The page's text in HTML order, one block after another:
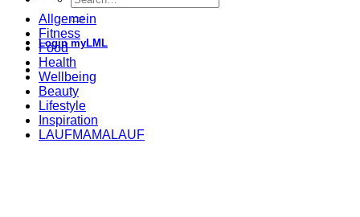
Login myLML
Allgemein
Fitness
Food
Health
Wellbeing
Beauty
Lifestyle
Inspiration
LAUFMAMALAUF